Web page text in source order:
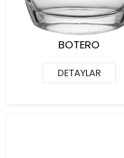
BOTERO
DETAYLAR